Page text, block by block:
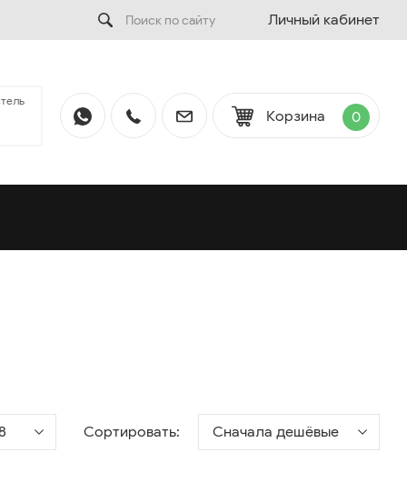
Личный кабинет
Корзина 0
Сортировать: Сначала дешёвые